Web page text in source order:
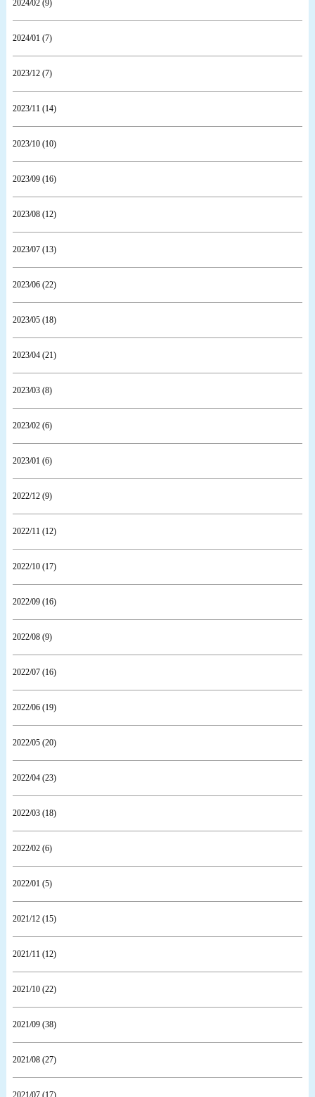
2024/02 (9)
2024/01 (7)
2023/12 (7)
2023/11 (14)
2023/10 (10)
2023/09 (16)
2023/08 (12)
2023/07 (13)
2023/06 (22)
2023/05 (18)
2023/04 (21)
2023/03 (8)
2023/02 (6)
2023/01 (6)
2022/12 (9)
2022/11 (12)
2022/10 (17)
2022/09 (16)
2022/08 (9)
2022/07 (16)
2022/06 (19)
2022/05 (20)
2022/04 (23)
2022/03 (18)
2022/02 (6)
2022/01 (5)
2021/12 (15)
2021/11 (12)
2021/10 (22)
2021/09 (38)
2021/08 (27)